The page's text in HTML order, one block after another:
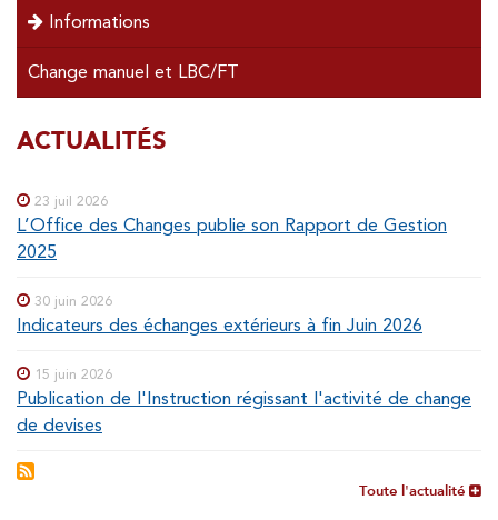
Informations
Change manuel et LBC/FT
SOUS-
Special
ACTUALITÉS
23 juil 2026
L’Office des Changes publie son Rapport de Gestion
2025
30 juin 2026
Indicateurs des échanges extérieurs à fin Juin 2026
15 juin 2026
Publication de l'Instruction régissant l'activité de change
de devises
Toute l'actualité